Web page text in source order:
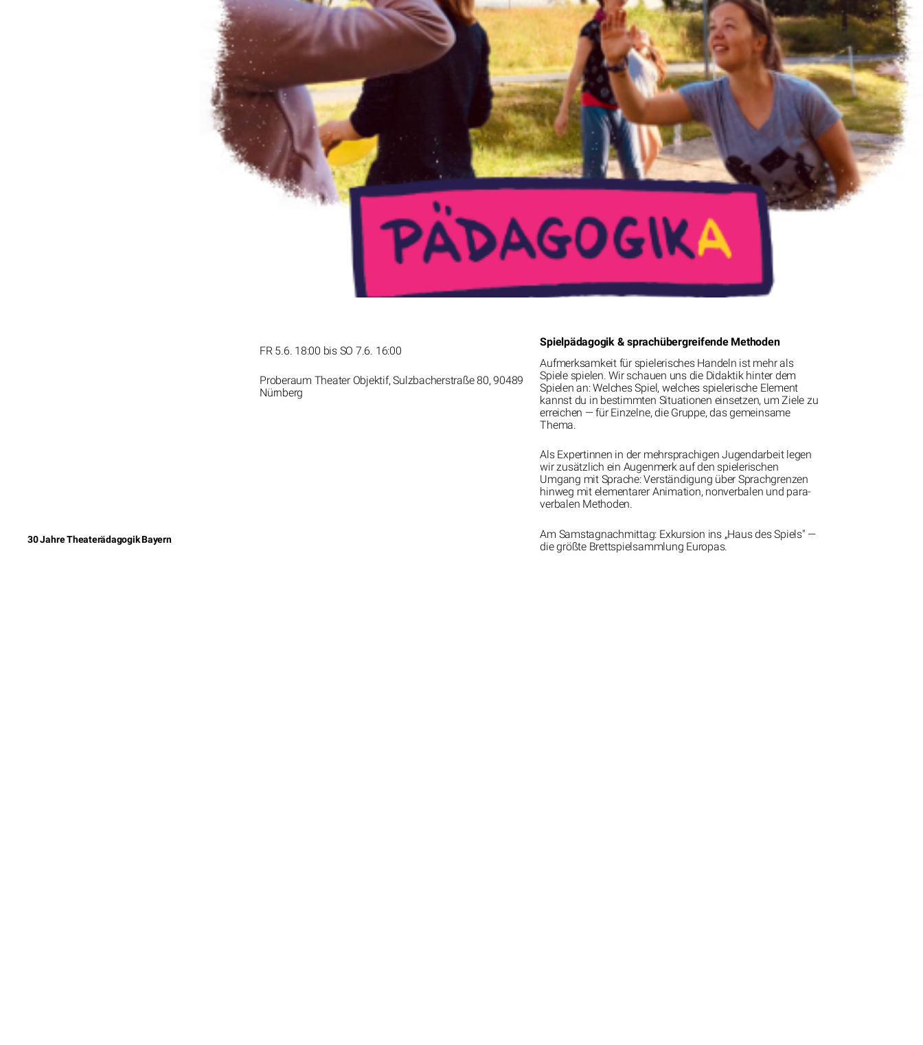
30 Jahre Theaterädagogik Bayern
FR 5.6. 18:00 bis SO 7.6. 16:00
Proberaum Theater Objektif, Sulzbacherstraße 80, 90489
Nürnberg
Spielpädagogik & sprachübergreifende Methoden
Aufmerksamkeit für spielerisches Handeln ist mehr als
Spiele spielen. Wir schauen uns die Didaktik hinter dem
Spielen an: Welches Spiel, welches spielerische Element
kannst du in bestimmten Situationen einsetzen, um Ziele zu
erreichen — für Einzelne, die Gruppe, das gemeinsame
Thema.
Als Expertinnen in der mehrsprachigen Jugendarbeit legen
wir zusätzlich ein Augenmerk auf den spielerischen
Umgang mit Sprache: Verständigung über Sprachgrenzen
hinweg mit elementarer Animation, nonverbalen und para-
verbalen Methoden.
Am Samstagnachmittag: Exkursion ins „Haus des Spiels" —
die größte Brettspielsammlung Europas.